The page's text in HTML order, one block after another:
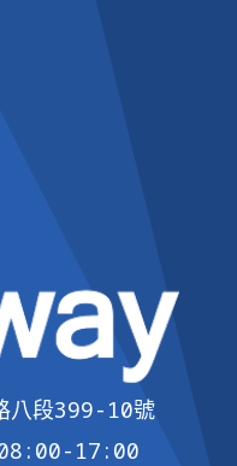
八段399-10號
17:00